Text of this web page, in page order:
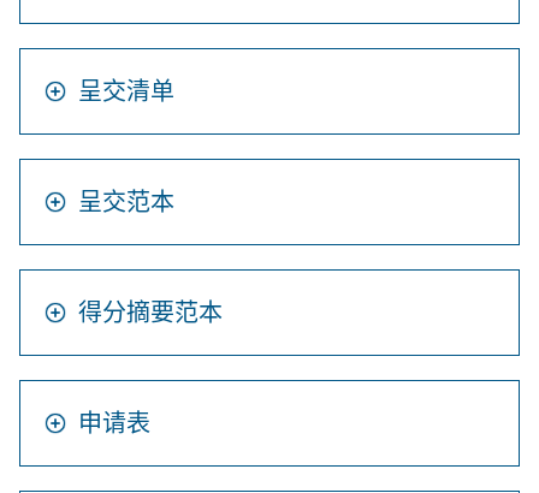
呈交清单
呈交范本
得分摘要范本
申请表